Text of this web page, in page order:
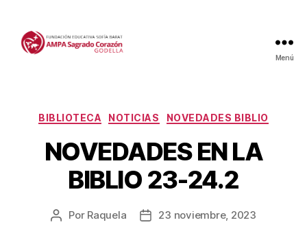
Menú
Categorías
BIBLIOTECA NOTICIAS NOVEDADES BIBLIO
NOVEDADES EN LA
BIBLIO 23-24.2
Autor
Por Raquela
Fecha23 noviembre, 2023